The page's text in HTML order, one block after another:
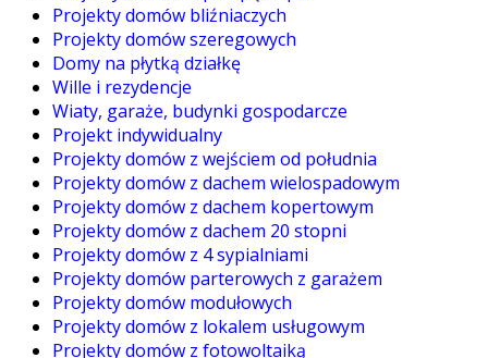
Projekty domów bliźniaczych
Projekty domów szeregowych
Domy na płytką działkę
Wille i rezydencje
Wiaty, garaże, budynki gospodarcze
Projekt indywidualny
Projekty domów z wejściem od południa
Projekty domów z dachem wielospadowym
Projekty domów z dachem kopertowym
Projekty domów z dachem 20 stopni
Projekty domów z 4 sypialniami
Projekty domów parterowych z garażem
Projekty domów modułowych
Projekty domów z lokalem usługowym
Projekty domów z fotowoltaiką